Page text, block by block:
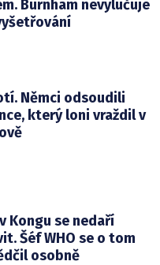
Burnham nevylučuje
Němci odsoudili
který loni vraždil v
Kongu se nedaří
Šéf WHO se o tom
osobně